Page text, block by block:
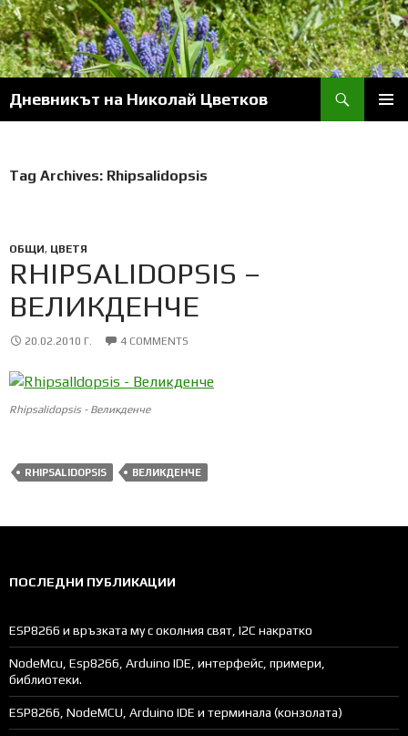
Skip
to
content
Дневникът на Николай Цветков
Tag Archives: Rhipsalidopsis
ОБЩИ, ЦВЕТЯ
RHIPSALIDOPSIS –
ВЕЛИКДЕНЧЕ
20.02.2010 Г. 4 COMMENTS
Rhipsalidopsis - Великденче
RHIPSALIDOPSIS ВЕЛИКДЕНЧЕ
ПОСЛЕДНИ ПУБЛИКАЦИИ
ESP8266 и връзката му с околния свят, I2C накратко
NodeMcu, Esp8266, Arduino IDE, интерфейс, примери,
библиотеки.
ESP8266, NodeMCU, Arduino IDE и терминала (конзолата)